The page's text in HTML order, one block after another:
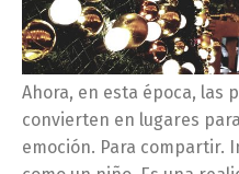
Ahora, en esta época, las
convierten en lugares
emoción. Para compartir.